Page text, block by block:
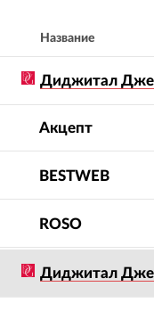
Название
Акцепт
BESTWEB
ROSO